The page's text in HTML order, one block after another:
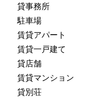
貸事務所
駐車場
賃貸アパート
賃貸一戸建て
貸店舗
賃貸マンション
貸別荘